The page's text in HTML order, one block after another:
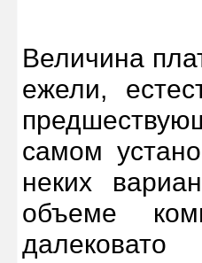
Величина
ежели,
самом
неких
объеме